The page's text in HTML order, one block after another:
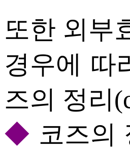
또한 외부
경우에 따
즈의 정리
◆ 코즈의